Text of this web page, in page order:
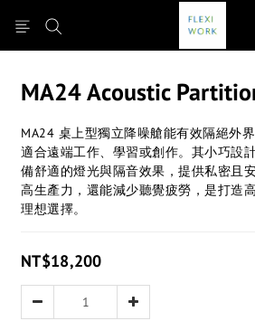
MA24 Acoustic
MA24 桌上型獨立降噪艙能有效隔絕外
適合遠端工作、學習或創作。其小巧設
備舒適的燈光與隔音效果，提供私密且
高生產力，還能減少聽覺疲勞，是打造
理想選擇。
NT$18,200